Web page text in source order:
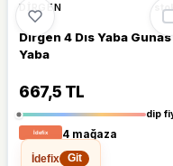
DIRGEN
Dırgen 4 Dıs Yaba Gunas
Yaba
667,5 TL
dip
4 mağaza
İdefix
Git